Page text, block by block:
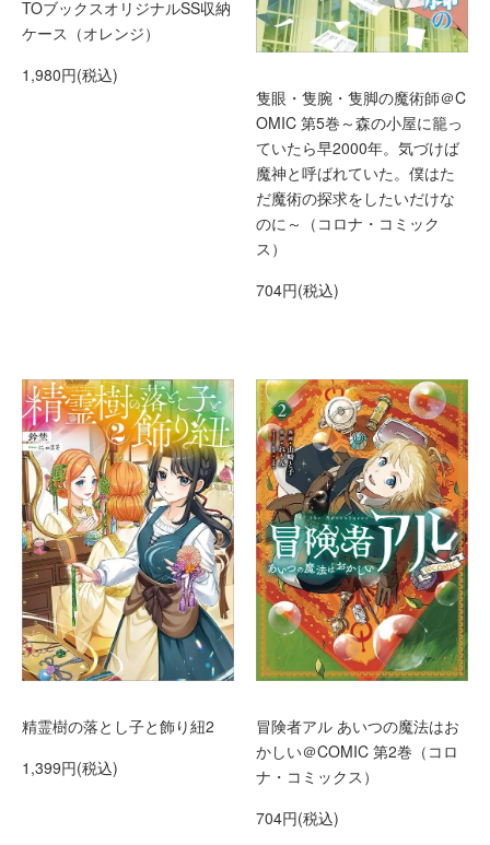
TOブックスオリジナルSS収納
ケース（オレンジ）
1,980円(税込)
隻眼・隻腕・隻脚の魔術師＠C
OMIC 第5巻～森の小屋に籠っ
ていたら早2000年。気づけば
魔神と呼ばれていた。僕はた
だ魔術の探求をしたいだけな
のに～（コロナ・コミック
ス）
704円(税込)
精霊樹の落とし子と飾り紐2
1,399円(税込)
冒険者アル あいつの魔法はお
かしい＠COMIC 第2巻（コロ
ナ・コミックス）
704円(税込)